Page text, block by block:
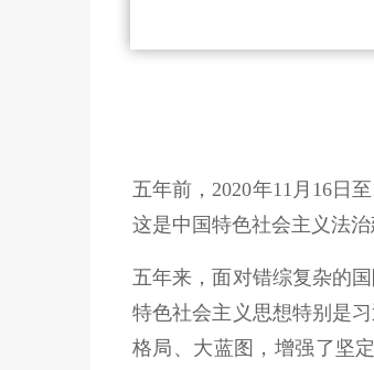
五年前，2020年11月16日
这是中国特色社会主义法
五年来，面对错综复杂的
特色社会主义思想特别是
格局、大蓝图，增强了坚